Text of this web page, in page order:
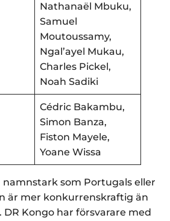
Nathanaël Mbuku,
Samuel
Moutoussamy,
Ngal’ayel Mukau,
Charles Pickel,
Noah Sadiki
Cédric Bakambu,
Simon Banza,
Fiston Mayele,
Yoane Wissa
som Portugals eller
är mer konkurrenskraftig än
Kongo har försvarare med